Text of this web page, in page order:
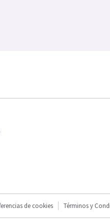
de cookies Términos y